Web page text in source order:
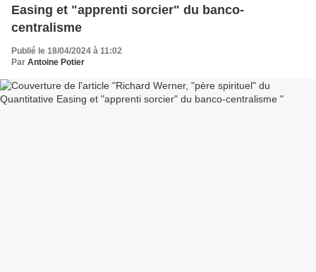
Easing et "apprenti sorcier" du banco-
centralisme
Publié le 18/04/2024 à 11:02
Par Antoine Potier